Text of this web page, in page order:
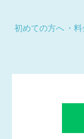
初めての方へ 料